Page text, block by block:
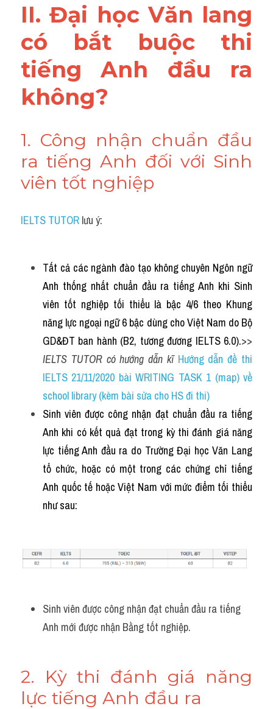
II. Đại học Văn lang
có bắt buộc thi
tiếng Anh đầu ra
không?
1. Công nhận chuẩn đầu
ra tiếng Anh đối với Sinh
viên tốt nghiệp
IELTS TUTOR lưu ý:
Tất cả các ngành đào tạo không chuyên Ngôn ngữ
Anh thống nhất chuẩn đầu ra tiếng Anh khi Sinh
viên tốt nghiệp tối thiểu là bậc 4/6 theo Khung
năng lực ngoại ngữ 6 bậc dùng cho Việt Nam do Bộ
GD&ĐT ban hành (B2, tương đương IELTS 6.0).
IELTS TUTOR có hướng dẫn kĩ Hướng dẫn đề thi
IELTS 21/11/2020 bài WRITING TASK 1 (map) về
school library (kèm bài sửa cho HS đi thi)
Sinh viên được công nhận đạt chuẩn đầu ra tiếng
Anh khi có kết quả đạt trong kỳ thi đánh giá năng
lực tiếng Anh đầu ra do Trường Đại học Văn Lang
tổ chức, hoặc có một trong các chứng chỉ tiếng
Anh quốc tế hoặc Việt Nam với mức điểm tối thiểu
như sau:
Sinh viên được công nhận đạt chuẩn đầu ra tiếng
Anh mới được nhận Bằng tốt nghiệp.
2. Kỳ thi đánh giá năng
lực tiếng Anh đầu ra